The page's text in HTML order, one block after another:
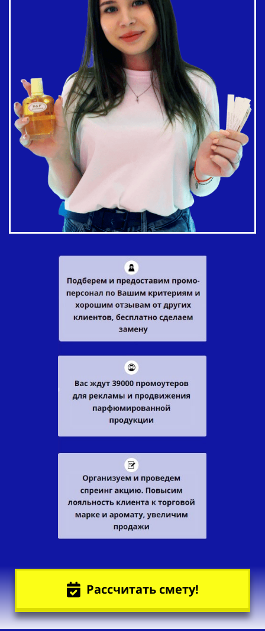
Рассчитать смету!